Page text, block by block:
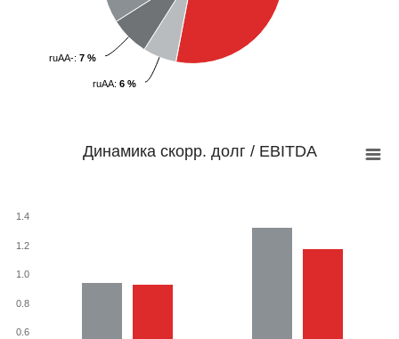
ruAA: 6 %
ruAA: 6 %
ruAA-: 7 %
ruAA-: 7 %
Динамика скорр. долг / EBITDA
0.6
0.8
1.0
1.2
1.4